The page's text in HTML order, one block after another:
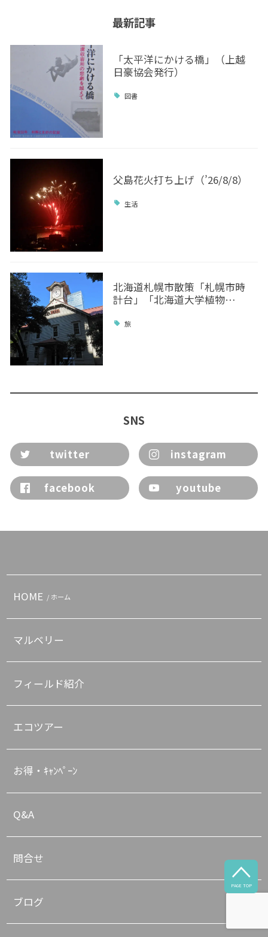
最新記事
「太平洋にかける橋」（上越
日豪協会発行）
図書
父島花火打ち上げ（’26/8/8）
生活
北海道札幌市散策「札幌市時
計台」「北海道大学植物…
旅
SNS
twitter instagram
facebook youtube

PAGE TOP
HOME / ホーム
マルベリー
フィールド紹介
エコツアー
お得・ｷｬﾝﾍﾟｰﾝ
Q&A
問合せ
ブログ